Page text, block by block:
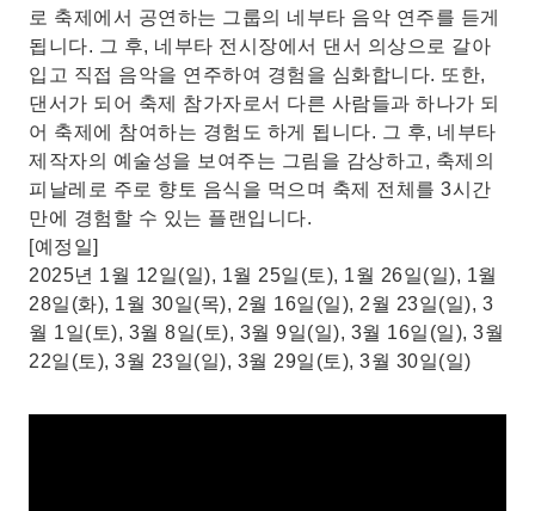
로 축제에서 공연하는 그룹의 네부타 음악 연주를 듣게
됩니다. 그 후, 네부타 전시장에서 댄서 의상으로 갈아
입고 직접 음악을 연주하여 경험을 심화합니다. 또한,
댄서가 되어 축제 참가자로서 다른 사람들과 하나가 되
어 축제에 참여하는 경험도 하게 됩니다. 그 후, 네부타
제작자의 예술성을 보여주는 그림을 감상하고, 축제의
피날레로 주로 향토 음식을 먹으며 축제 전체를 3시간
만에 경험할 수 있는 플랜입니다.
[예정일]
2025년 1월 12일(일), 1월 25일(토), 1월 26일(일), 1월
28일(화), 1월 30일(목), 2월 16일(일), 2월 23일(일), 3
월 1일(토), 3월 8일(토), 3월 9일(일), 3월 16일(일), 3월
22일(토), 3월 23일(일), 3월 29일(토), 3월 30일(일)